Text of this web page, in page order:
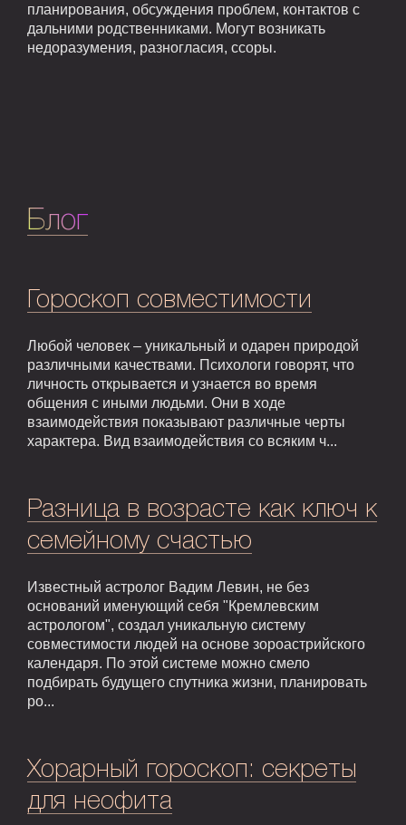
планирования, обсуждения проблем, контактов с
дальними родственниками. Могут возникать
недоразумения, разногласия, ссоры.
Блог
Гороскоп совместимости
Любой человек – уникальный и одарен природой
различными качествами. Психологи говорят, что
личность открывается и узнается во время
общения с иными людьми. Они в ходе
взаимодействия показывают различные черты
характера. Вид взаимодействия со всяким ч...
Разница в возрасте как ключ к
семейному счастью
Известный астролог Вадим Левин, не без
оснований именующий себя "Кремлевским
астрологом", создал уникальную систему
совместимости людей на основе зороастрийского
календаря. По этой системе можно смело
подбирать будущего спутника жизни, планировать
ро...
Хорарный гороскоп: секреты
для неофита